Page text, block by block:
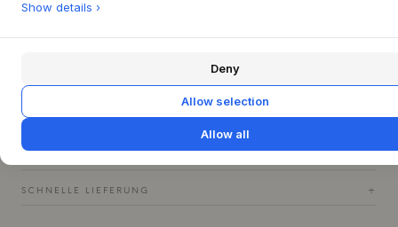
und die durchdachte Konstruktion zeugen von hochwertiger
PRODUKTSPEZIFIKATIONEN +
FRAGE ZU DIESEM PRODUKT? +
SCHNELLE LIEFERUNG +
Show details ›
Deny
Allow selection
Allow all